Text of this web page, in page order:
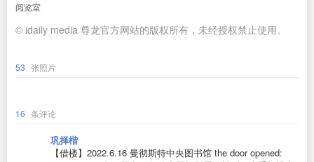
阅览室
© idaily media 尊龙官方网站的版权所有，未经授权禁止使用。
53 张照片
16 条评论
巩择楷
【借楼】2022.6.16 曼彻斯特中央图书馆 the door opened: